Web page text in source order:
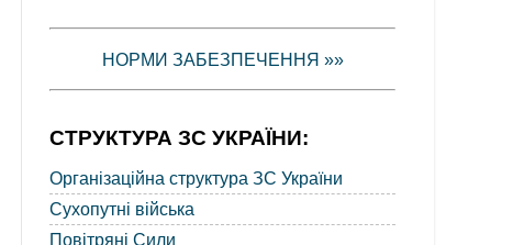
НОРМИ ЗАБЕЗПЕЧЕННЯ »»
СТРУКТУРА ЗС УКРАЇНИ:
Організаційна структура ЗС України
Сухопутні війська
Повітряні Сили